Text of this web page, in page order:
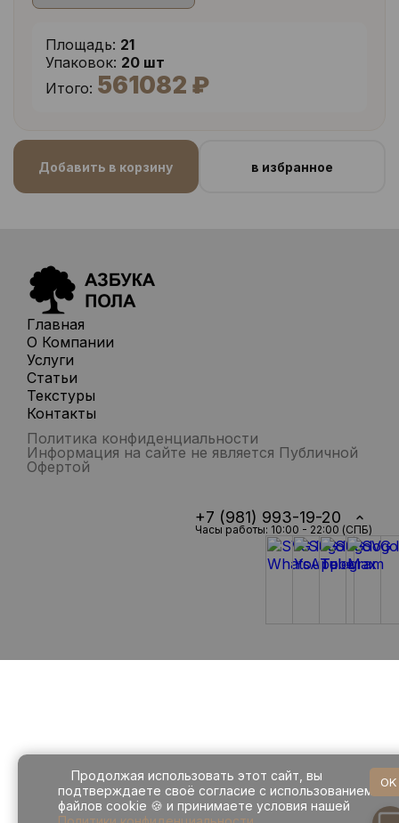
Площадь: 21
Упаковок: 20 шт
Итого: 561082 ₽
Добавить в корзину в избранное
Главная
О Компании
Услуги
Статьи
Текстуры
Контакты
Политика конфиденциальности
Информация на сайте не является Публичной
Офертой
+7 (981) 993-19-20
Часы работы: 10:00 - 22:00 (СПБ)
Продолжая использовать этот сайт, вы
подтверждаете своё согласие с использованием
файлов cookie 🍪 и принимаете условия нашей
OK